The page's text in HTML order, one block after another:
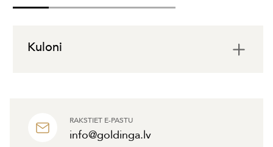
RAKSTIET E-PASTU
info@goldinga.lv
Kuloni